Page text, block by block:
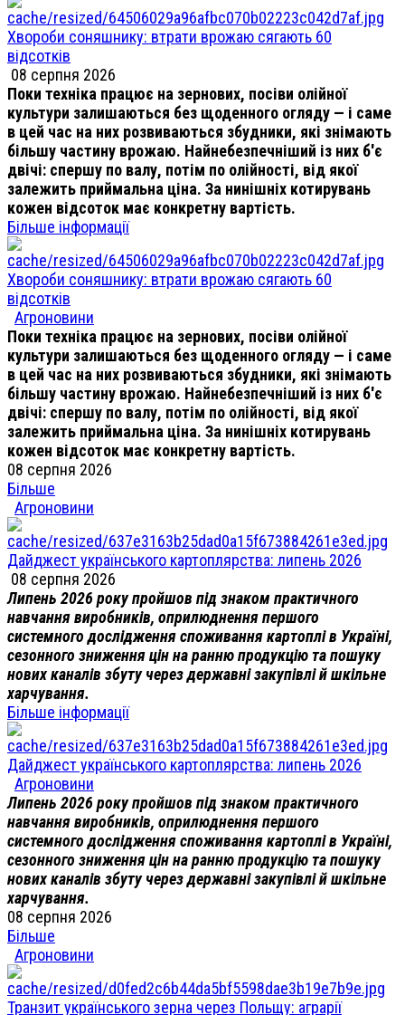
Хвороби соняшнику: втрати врожаю сягають 60
відсотків
08 серпня 2026
Поки техніка працює на зернових, посіви олійної
культури залишаються без щоденного огляду — і саме
в цей час на них розвиваються збудники, які знімають
більшу частину врожаю. Найнебезпечніший із них б'є
двічі: спершу по валу, потім по олійності, від якої
залежить приймальна ціна. За нинішніх котирувань
кожен відсоток має конкретну вартість.
Більше інформації
Хвороби соняшнику: втрати врожаю сягають 60
відсотків
Агроновини
Поки техніка працює на зернових, посіви олійної
культури залишаються без щоденного огляду — і саме
в цей час на них розвиваються збудники, які знімають
більшу частину врожаю. Найнебезпечніший із них б'є
двічі: спершу по валу, потім по олійності, від якої
залежить приймальна ціна. За нинішніх котирувань
кожен відсоток має конкретну вартість.
08 серпня 2026
Більше
Агроновини
Дайджест українського картоплярства: липень 2026
08 серпня 2026
Липень 2026 року пройшов під знаком практичного
навчання виробників, оприлюднення першого
системного дослідження споживання картоплі в Україні,
сезонного зниження цін на ранню продукцію та пошуку
нових каналів збуту через державні закупівлі й шкільне
харчування.
Більше інформації
Дайджест українського картоплярства: липень 2026
Агроновини
Липень 2026 року пройшов під знаком практичного
навчання виробників, оприлюднення першого
системного дослідження споживання картоплі в Україні,
сезонного зниження цін на ранню продукцію та пошуку
нових каналів збуту через державні закупівлі й шкільне
харчування.
08 серпня 2026
Більше
Агроновини
Транзит українського зерна через Польщу: аграрії